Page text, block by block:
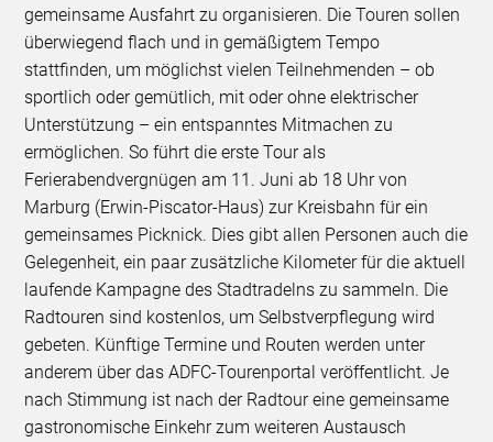
gemeinsame Ausfahrt zu organisieren. Die Touren sollen
überwiegend flach und in gemäßigtem Tempo
stattfinden, um möglichst vielen Teilnehmenden – ob
sportlich oder gemütlich, mit oder ohne elektrischer
Unterstützung – ein entspanntes Mitmachen zu
ermöglichen. So führt die erste Tour als
Ferierabendvergnügen am 11. Juni ab 18 Uhr von
Marburg (Erwin-Piscator-Haus) zur Kreisbahn für ein
gemeinsames Picknick. Dies gibt allen Personen auch die
Gelegenheit, ein paar zusätzliche Kilometer für die aktuell
laufende Kampagne des Stadtradelns zu sammeln. Die
Radtouren sind kostenlos, um Selbstverpflegung wird
gebeten. Künftige Termine und Routen werden unter
anderem über das ADFC-Tourenportal veröffentlicht. Je
nach Stimmung ist nach der Radtour eine gemeinsame
gastronomische Einkehr zum weiteren Austausch